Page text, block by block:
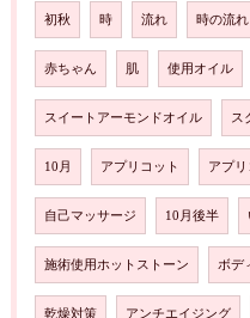
初秋 時 流れ 時の流れ
赤ちゃん 肌 使用オイル
スイートアーモンドオイル ス
10月 アプリコット アプ
自己マッサージ 10月後半
施術使用ホットストーン ボデ
乾燥対策 アンチエイジング